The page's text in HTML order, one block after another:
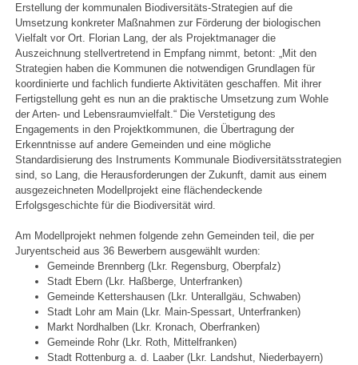
Erstellung der kommunalen Biodiversitäts-Strategien auf die
Umsetzung konkreter Maßnahmen zur Förderung der biologischen
Vielfalt vor Ort. Florian Lang, der als Projektmanager die
Auszeichnung stellvertretend in Empfang nimmt, betont: „Mit den
Strategien haben die Kommunen die notwendigen Grundlagen für
koordinierte und fachlich fundierte Aktivitäten geschaffen. Mit ihrer
Fertigstellung geht es nun an die praktische Umsetzung zum Wohle
der Arten- und Lebensraumvielfalt.“ Die Verstetigung des
Engagements in den Projektkommunen, die Übertragung der
Erkenntnisse auf andere Gemeinden und eine mögliche
Standardisierung des Instruments Kommunale Biodiversitätsstrategien
sind, so Lang, die Herausforderungen der Zukunft, damit aus einem
ausgezeichneten Modellprojekt eine flächendeckende
Erfolgsgeschichte für die Biodiversität wird.
Am Modellprojekt nehmen folgende zehn Gemeinden teil, die per
Juryentscheid aus 36 Bewerbern ausgewählt wurden:
Gemeinde Brennberg (Lkr. Regensburg, Oberpfalz)
Stadt Ebern (Lkr. Haßberge, Unterfranken)
Gemeinde Kettershausen (Lkr. Unterallgäu, Schwaben)
Stadt Lohr am Main (Lkr. Main-Spessart, Unterfranken)
Markt Nordhalben (Lkr. Kronach, Oberfranken)
Gemeinde Rohr (Lkr. Roth, Mittelfranken)
Stadt Rottenburg a. d. Laaber (Lkr. Landshut, Niederbayern)